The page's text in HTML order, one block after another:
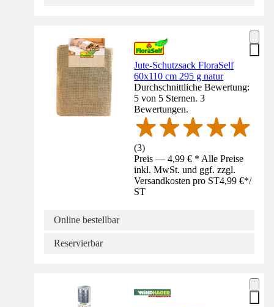
Jute-Schutzsack FloraSelf
60x110 cm 295 g natur
Durchschnittliche Bewertung:
5 von 5 Sternen. 3
Bewertungen.
(3)
Preis — 4,99 € * Alle Preise
inkl. MwSt. und ggf. zzgl.
Versandkosten pro ST4,99 €*/
ST
Online bestellbar
Reservierbar